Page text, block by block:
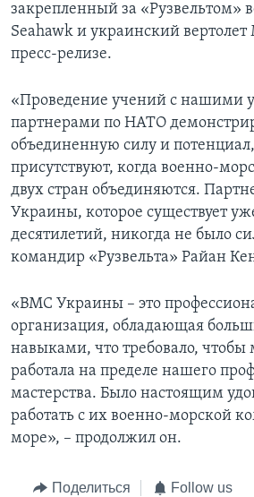
закрепленный за «Рузвельтом»
Seahawk и украинский вертолет
пресс-релизе.
«Проведение учений с нашими
партнерами по НАТО
объединенную силу и
присутствуют, когда военно-
двух стран объединяются.
Украины, которое существует
десятилетий, никогда не было
командир «Рузвельта» Райан
«ВМС Украины – это
организация, обладающая
навыками, что требовало, чтобы
работала на пределе нашего
мастерства. Было настоящим
работать с их военно-морской
море», – продолжил он.
Поделиться Follow us